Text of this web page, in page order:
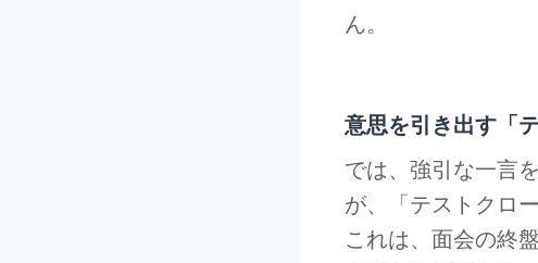
ん。
意思を引き出す「
では、強引な一言
が、「テストクロ
これは、面会の終